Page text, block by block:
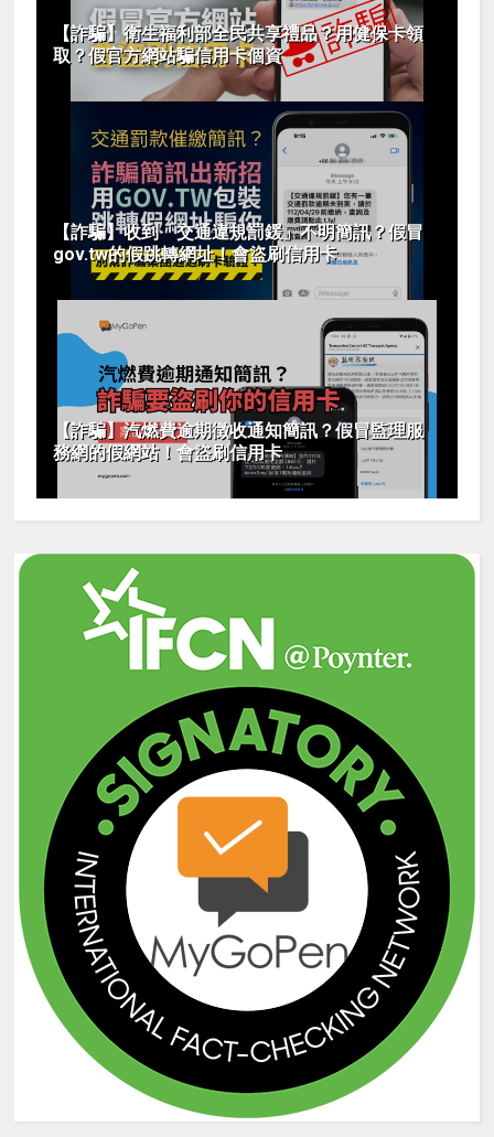
【詐騙】衛生福利部全民共享禮品？用健保卡領
取？假官方網站騙信用卡個資
【詐騙】收到「交通違規罰鍰」不明簡訊？假冒
gov.tw的假跳轉網址！會盜刷信用卡
【詐騙】汽燃費逾期徴收通知簡訊？假冒監理服
務網的假網站！會盜刷信用卡